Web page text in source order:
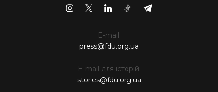
E-mail:
press@fdu.org.ua
E-mail для історій:
stories@fdu.org.ua